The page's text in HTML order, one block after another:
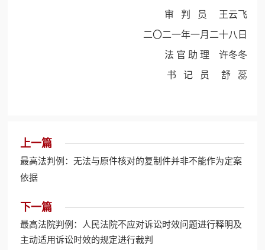
审 判 员 王云飞
二〇二一年一月二十八日
法 官 助 理 许冬冬
书 记 员 舒 蕊
上一篇
最高法判例：无法与原件核对的复制件并非不能作为定案
依据
下一篇
最高法院判例：人民法院不应对诉讼时效问题进行释明及
主动适用诉讼时效的规定进行裁判